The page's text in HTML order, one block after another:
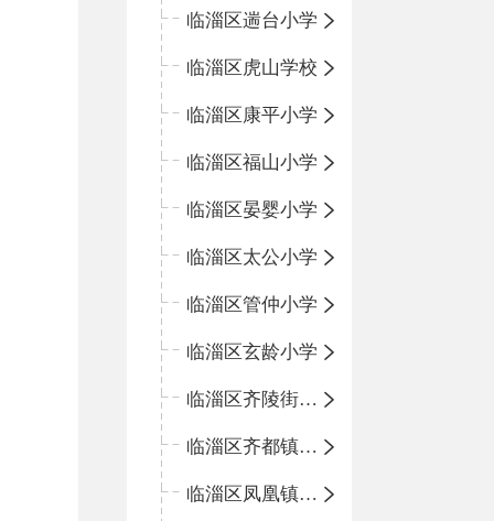
临淄区遄台小学
临淄区虎山学校
临淄区康平小学
临淄区福山小学
临淄区晏婴小学
临淄区太公小学
临淄区管仲小学
临淄区玄龄小学
临淄区齐陵街道中心学校
临淄区齐都镇中心学校
临淄区凤凰镇中心学校